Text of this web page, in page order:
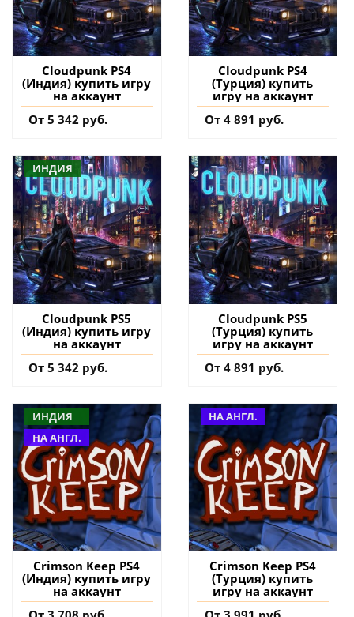
Cloudpunk PS4
(Индия) купить игру
на аккаунт
От 5 342 руб.
Cloudpunk PS4
(Турция) купить
игру на аккаунт
От 4 891 руб.
ИНДИЯ
Cloudpunk PS5
(Индия) купить игру
на аккаунт
От 5 342 руб.
Cloudpunk PS5
(Турция) купить
игру на аккаунт
От 4 891 руб.
ИНДИЯ
НА АНГЛ.
Crimson Keep PS4
(Индия) купить игру
на аккаунт
НА АНГЛ.
Crimson Keep PS4
(Турция) купить
игру на аккаунт